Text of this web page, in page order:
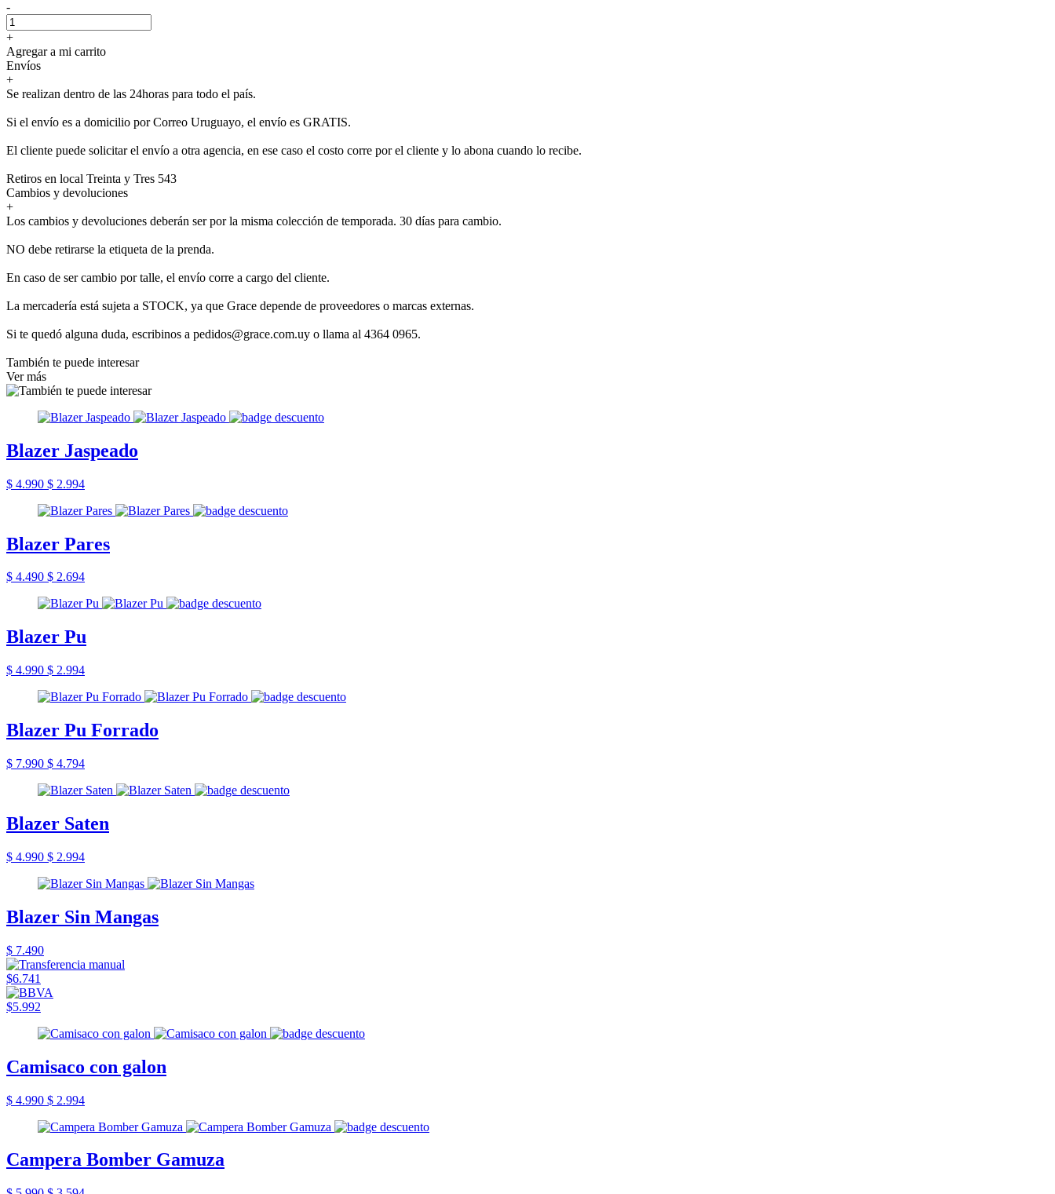
-
+
Agregar a mi carrito
Envíos
+
Se realizan dentro de las 24horas para todo el país.
Si el envío es a domicilio por Correo Uruguayo, el envío es GRATIS.
El cliente puede solicitar el envío a otra agencia, en ese caso el costo corre por el cliente y lo abona cuando lo recibe.
Retiros en local Treinta y Tres 543
Cambios y devoluciones
+
Los cambios y devoluciones deberán ser por la misma colección de temporada. 30 días para cambio.
NO debe retirarse la etiqueta de la prenda.
En caso de ser cambio por talle, el envío corre a cargo del cliente.
La mercadería está sujeta a STOCK, ya que Grace depende de proveedores o marcas externas.
Si te quedó alguna duda, escribinos a pedidos@grace.com.uy o llama al 4364 0965.
También te puede interesar
Ver más
Blazer Jaspeado
$ 4.990 $ 2.994
Blazer Pares
$ 4.490 $ 2.694
Blazer Pu
$ 4.990 $ 2.994
Blazer Pu Forrado
$ 7.990 $ 4.794
Blazer Saten
$ 4.990 $ 2.994
Blazer Sin Mangas
$ 7.490
$6.741
$5.992
Camisaco con galon
$ 4.990 $ 2.994
Campera Bomber Gamuza